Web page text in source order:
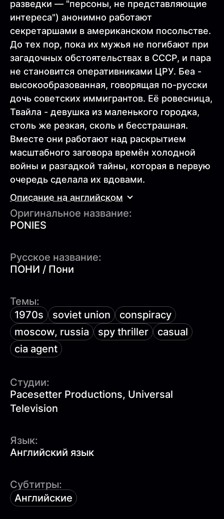
разведки — "персоны, не представляющие
интереса") анонимно работают
секретаршами в американском посольстве.
До тех пор, пока их мужья не погибают при
загадочных обстоятельствах в СССР, и пара
не становится оперативниками ЦРУ. Беа -
высокообразованная, говорящая по-русски
дочь советских иммигрантов. Её ровесница,
Твайла - девушка из маленького городка,
столь же резкая, сколь и бесстрашная.
Вместе они работают над раскрытием
масштабного заговора времён холодной
войны и разгадкой тайны, которая в первую
очередь сделала их вдовами.
Описание на английском
Оригинальное название:
PONIES
Русское название:
ПОНИ / Пони
Темы:
1970s
soviet union
conspiracy
moscow, russia
spy thriller
casual
cia agent
Студии:
Pacesetter Productions, Universal
Television
Язык:
Английский язык
Субтитры:
Английские